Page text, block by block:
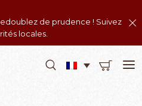
de prudence ! Suivez
locales.